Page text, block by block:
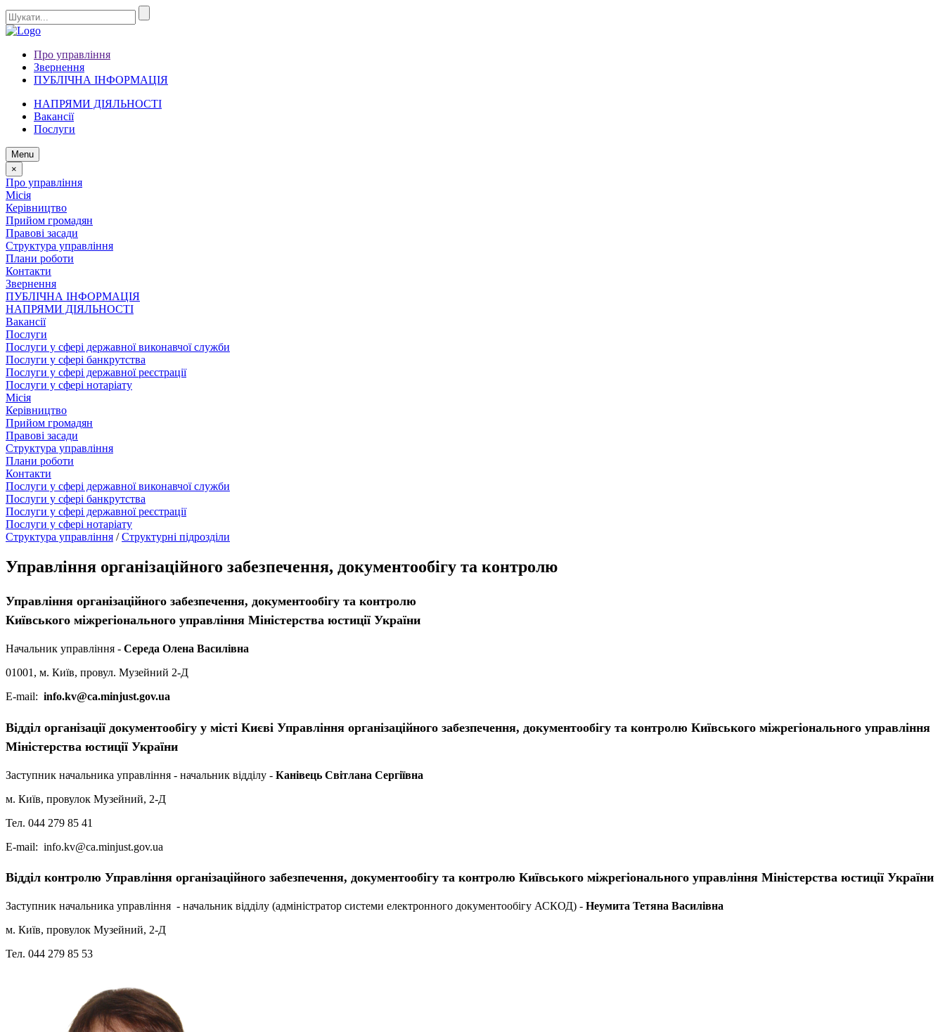
Про управління
Звернення
ПУБЛІЧНА ІНФОРМАЦІЯ
НАПРЯМИ ДІЯЛЬНОСТІ
Вакансії
Послуги
Menu
×
Про управління
Місія
Керівництво
Прийом громадян
Правові засади
Структура управління
Плани роботи
Контакти
Звернення
ПУБЛІЧНА ІНФОРМАЦІЯ
НАПРЯМИ ДІЯЛЬНОСТІ
Вакансії
Послуги
Послуги у сфері державної виконавчої служби
Послуги у сфері банкрутства
Послуги у сфері державної реєстрації
Послуги у сфері нотаріату
Місія
Керівництво
Прийом громадян
Правові засади
Структура управління
Плани роботи
Контакти
Послуги у сфері державної виконавчої служби
Послуги у сфері банкрутства
Послуги у сфері державної реєстрації
Послуги у сфері нотаріату
Структура управління /Структурні підрозділи
Управління організаційного забезпечення, документообігу та контролю
Управління організаційного забезпечення, документообігу та контролю
Київського міжрегіонального управління Міністерства юстиції України
Начальник управління - Середа Олена Василівна
01001, м. Київ, провул. Музейний 2-Д
Е-mail: info.kv@ca.minjust.gov.ua
Відділ організації документообігу у місті Києві Управління організаційного забезпечення, документообігу та контролю Київського міжрегіонального управління
Міністерства юстиції України
Заступник начальника управління - начальник відділу - Канівець Світлана Сергіївна
м. Київ, провулок Музейний, 2-Д
Тел. 044 279 85 41
Е-mail: info.kv@ca.minjust.gov.ua
Відділ контролю Управління організаційного забезпечення, документообігу та контролю Київського міжрегіонального управління Міністерства юстиції України
Заступник начальника управління - начальник відділу (адміністратор системи електронного документообігу АСКОД) - Неумита Тетяна Василівна
м. Київ, провулок Музейний, 2-Д
Тел. 044 279 85 53